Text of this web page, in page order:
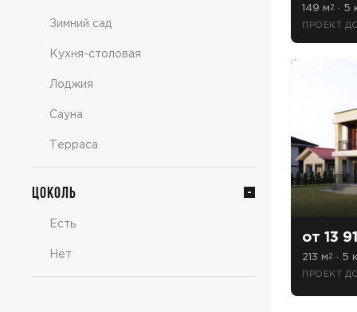
149 м 2 · 5
ПРОЕКТ
от 13
213 м2 · 5
ПРОЕКТ
Зимний сад
Кухня-столовая
Лоджия
Сауна
Терраса
Цоколь
Есть
Нет